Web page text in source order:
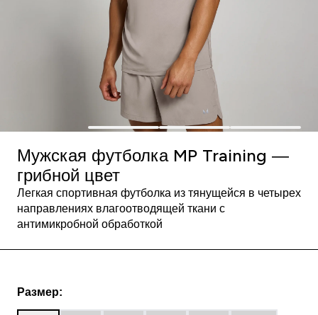
Мужская футболка MP Training ―
грибной цвет
Легкая спортивная футболка из тянущейся в четырех
направлениях влагоотводящей ткани с
антимикробной обработкой
Размер: